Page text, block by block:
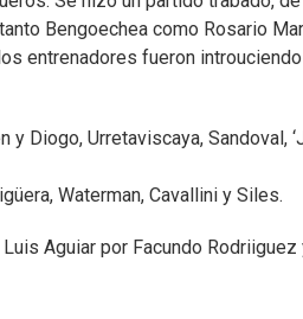
Bengoechea como Rosario
entrenadores fueron introuciendo
Diogo, Urretaviscaya, Sandoval,
Waterman, Cavallini y Siles.
Aguiar por Facundo Rodriiguez